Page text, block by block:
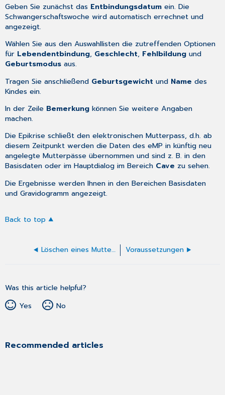
Geben Sie zunächst das Entbindungsdatum ein. Die
Schwangerschaftswoche wird automatisch errechnet und
angezeigt.
Wählen Sie aus den Auswahllisten die zutreffenden Optionen
für Lebendentbindung, Geschlecht, Fehlbildung und
Geburtsmodus aus.
Tragen Sie anschließend Geburtsgewicht und Name des
Kindes ein.
In der Zeile Bemerkung können Sie weitere Angaben
machen.
Die Epikrise schließt den elektronischen Mutterpass, d.h. ab
diesem Zeitpunkt werden die Daten des eMP in künftig neu
angelegte Mutterpässe übernommen und sind z. B. in den
Basisdaten oder im Hauptdialog im Bereich Cave zu sehen.
Die Ergebnisse werden Ihnen in den BereichenBasisdaten
und Gravidogramm angezeigt.
Back to top
Löschen eines Mutterpasses Voraussetzungen
Was this article helpful?
Yes
No
Recommended articles